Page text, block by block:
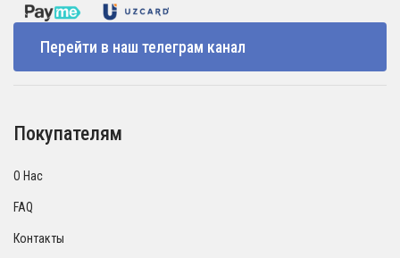
Перейти в наш телеграм канал
Покупателям
О Нас
FAQ
Контакты